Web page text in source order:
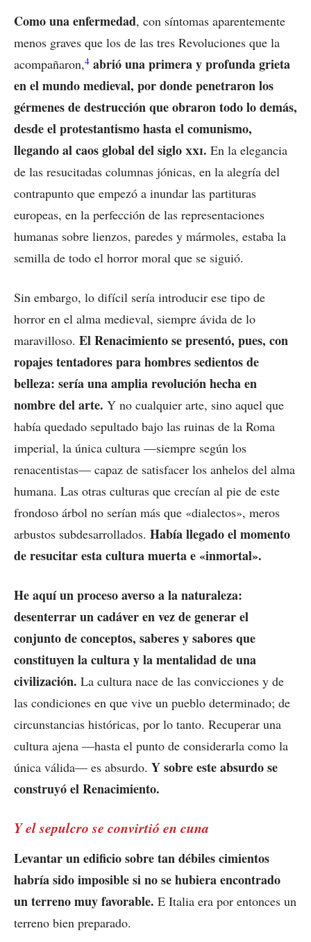
Como una enfermedad, con síntomas aparentemente
menos graves que los de las tres Revoluciones que la
acompañaron,4 abrió una primera y profunda grieta
en el mundo medieval, por donde penetraron los
gérmenes de destrucción que obraron todo lo demás,
desde el protestantismo hasta el comunismo,
llegando al caos global del sigloxxi. En la elegancia
de las resucitadas columnas jónicas, en la alegría del
contrapunto que empezó a inundar las partituras
europeas, en la perfección de las representaciones
humanas sobre lienzos, paredes y mármoles, estaba la
semilla de todo el horror moral que se siguió.
Sin embargo, lo difícil sería introducir ese tipo de
horror en el alma medieval, siempre ávida de lo
maravilloso. El Renacimiento se presentó, pues, con
ropajes tentadores para hombres sedientos de
belleza: sería una amplia revolución hecha en
nombre del arte. Y no cualquier arte, sino aquel que
había quedado sepultado bajo las ruinas de la Roma
imperial, la única cultura —siempre según los
renacentistas— capaz de satisfacer los anhelos del alma
humana. Las otras culturas que crecían al pie de este
frondoso árbol no serían más que «dialectos», meros
arbustos subdesarrollados. Había llegado el momento
de resucitar esta cultura muerta e «inmortal».
He aquí un proceso averso a la naturaleza:
desenterrar un cadáver en vez de generar el
conjunto de conceptos, saberes y sabores que
constituyen la cultura y la mentalidad de una
civilización. La cultura nace de las convicciones y de
las condiciones en que vive un pueblo determinado; de
circunstancias históricas, por lo tanto. Recuperar una
cultura ajena —hasta el punto de considerarla como la
única válida— es absurdo. Y sobre este absurdo se
construyó el Renacimiento.
Y el sepulcro se convirtió en cuna
Levantar un edificio sobre tan débiles cimientos
habría sido imposible si no se hubiera encontrado
un terreno muy favorable. E Italia era por entonces un
terreno bien preparado.